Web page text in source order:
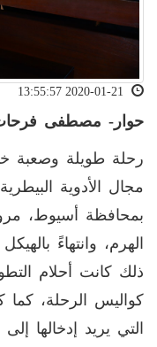
حوار- مصطفى
رحلة طويلة وصعبة
مجال الأدوية
بمحافظة أسيوط،
الهرم، وانتهاءً
ذلك كانت أحلام
كواليس الرحلة، كما
التي يريد إدخالها